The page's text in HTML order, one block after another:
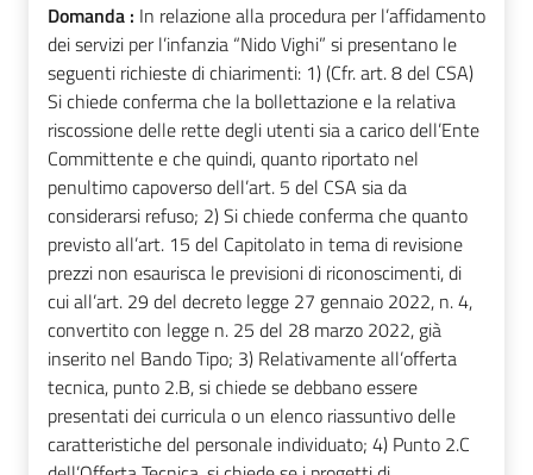
Domanda : In relazione alla procedura per l’affidamento
dei servizi per l’infanzia “Nido Vighi” si presentano le
seguenti richieste di chiarimenti: 1) (Cfr. art. 8 del CSA)
Si chiede conferma che la bollettazione e la relativa
riscossione delle rette degli utenti sia a carico dell’Ente
Committente e che quindi, quanto riportato nel
penultimo capoverso dell’art. 5 del CSA sia da
considerarsi refuso; 2) Si chiede conferma che quanto
previsto all’art. 15 del Capitolato in tema di revisione
prezzi non esaurisca le previsioni di riconoscimenti, di
cui all’art. 29 del decreto legge 27 gennaio 2022, n. 4,
convertito con legge n. 25 del 28 marzo 2022, già
inserito nel Bando Tipo; 3) Relativamente all’offerta
tecnica, punto 2.B, si chiede se debbano essere
presentati dei curricula o un elenco riassuntivo delle
caratteristiche del personale individuato; 4) Punto 2.C